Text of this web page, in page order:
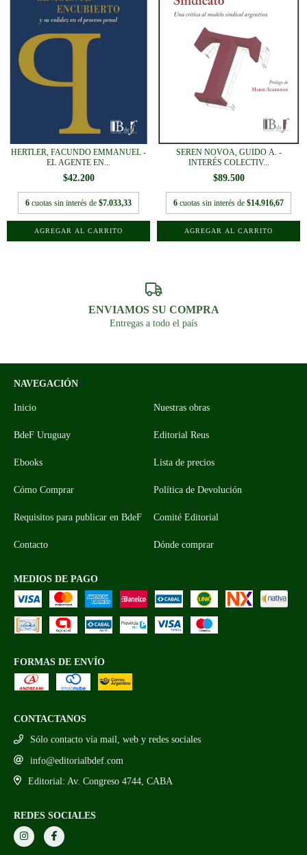
HERTLER, FACUNDO EMMANUEL -
EL AGENTE EN...
$42.200
6 cuotas sin interés de $7.033,33
SEREN NOVOA, GUIDO A. -
INTERÉS COLECTIV...
$89.500
6 cuotas sin interés de $14.916,67
ENVIAMOS SU COMPRA
Entregas a todo el país
NAVEGACIÓN
Inicio Nuestras obras
BdeF Uruguay Editorial Reus
Ebooks Lista de precios
Cómo Comprar Política de Devolución
Requisitos para publicar en BdeF Comité Editorial
Contacto Dónde comprar
MEDIOS DE PAGO
FORMAS DE ENVÍO
CONTACTANOS
Sólo contacto vía mail, web y redes sociales
info@editorialbdef.com
Editorial: Av. Congreso 4744, CABA
REDES SOCIALES